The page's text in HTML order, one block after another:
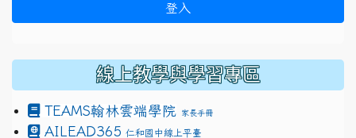
登入
線上教學與學習專區
TEAMS翰林雲端學院 家長手冊
AILEAD365 仁和國中線上平臺